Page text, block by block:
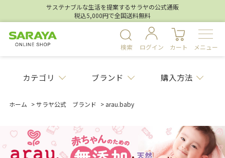
サステナブルな生活を提案するサラヤの公式通販
税込5,000円で全国送料無料
検索 ログイン カート メニュー
カテゴリ ブランド 購入方法
ホーム >サラヤ公式 ブランド > arau.baby